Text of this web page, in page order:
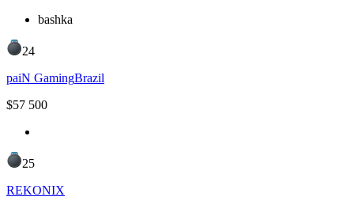
bashka
24
paiN GamingBrazil
$57 500
25
REKONIX